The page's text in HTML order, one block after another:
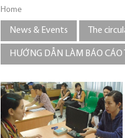
Home
News & Events The
HƯỚNG DẪN LÀM BÁO